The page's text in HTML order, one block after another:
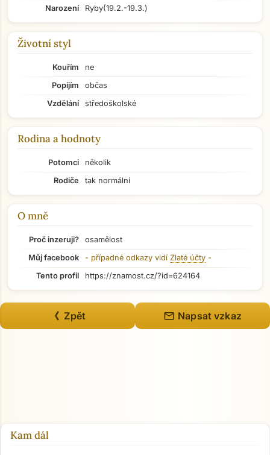
Narození
Ryby(19.2.-19.3.)
Životní styl
Kouřím
ne
Popíjím
občas
Vzdělání
středoškolské
Rodina a hodnoty
Potomci
několik
Rodiče
tak normální
O mně
Proč inzeruji?
osamělost
Můj facebook
- případné odkazy vidí Zlaté účty -
Tento profil
https://znamost.cz/?id=624164
《 Zpět mail Napsat vzkaz
Kam dál